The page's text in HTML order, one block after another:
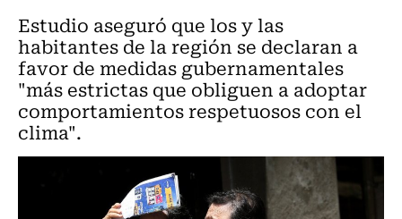
Estudio aseguró que los y las
habitantes de la región se declaran a
favor de medidas gubernamentales
"más estrictas que obliguen a adoptar
comportamientos respetuosos con el
clima".